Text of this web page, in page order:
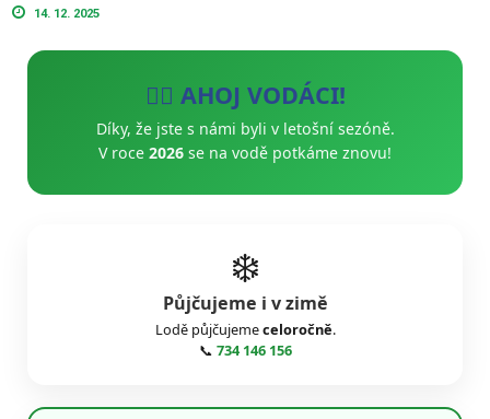
14. 12. 2025
🚣‍♂️ AHOJ VODÁCI!
Díky, že jste s námi byli v letošní sezóně.
V roce 2026 se na vodě potkáme znovu!
❄️
Půjčujeme i v zimě
Lodě půjčujemeceloročně.
📞 734 146 156